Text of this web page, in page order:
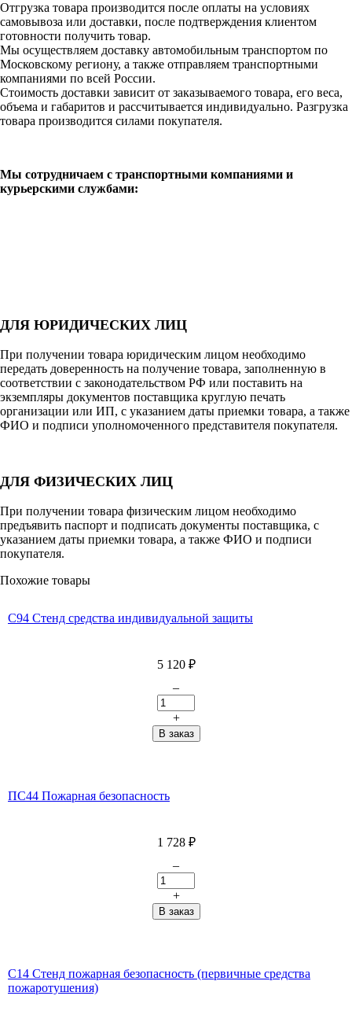
Отгрузка товара производится после оплаты на условиях
самовывоза или доставки, после подтверждения клиентом
готовности получить товар.
Мы осуществляем доставку автомобильным транспортом по
Московскому региону, а также отправляем транспортными
компаниями по всей России.
Стоимость доставки зависит от заказываемого товара, его веса,
объема и габаритов и рассчитывается индивидуально. Разгрузка
товара производится силами покупателя.
Мы сотрудничаем с транспортными компаниями и
курьерскими службами:
ДЛЯ ЮРИДИЧЕСКИХ ЛИЦ
При получении товара юридическим лицом необходимо
передать доверенность на получение товара, заполненную в
соответствии с законодательством РФ или поставить на
экземпляры документов поставщика круглую печать
организации или ИП, с указанием даты приемки товара, а также
ФИО и подписи уполномоченного представителя покупателя.
ДЛЯ ФИЗИЧЕСКИХ ЛИЦ
При получении товара физическим лицом необходимо
предъявить паспорт и подписать документы поставщика, с
указанием даты приемки товара, а также ФИО и подписи
покупателя.
Похожие товары
C94 Стенд средства индивидуальной защиты
5 120 ₽
–
+
ПС44 Пожарная безопасность
1 728 ₽
–
+
С14 Стенд пожарная безопасность (первичные средства
пожаротушения)